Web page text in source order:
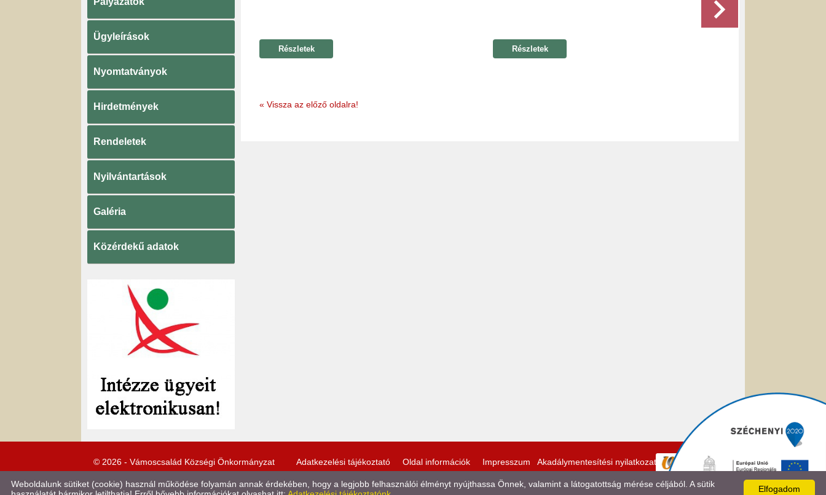
Ügyleírások
Nyomtatványok
Hirdetmények
Rendeletek
Nyilvántartások
Galéria
Közérdekű adatok
Részletek Részletek
« Vissza az előző oldalra!
© 2026 - Vámoscsalád Községi Önkormányzat Adatkezelési tájékoztató Oldal információk Impresszum Akadálymentesítési nyilatkozat
Elfogadom
Weboldalunk sütiket (cookie) használ működése folyamán annak érdekében, hogy a legjobb felhasználói élményt nyújthassa Önnek, valamint a látogatottság mérése céljából. A sütik